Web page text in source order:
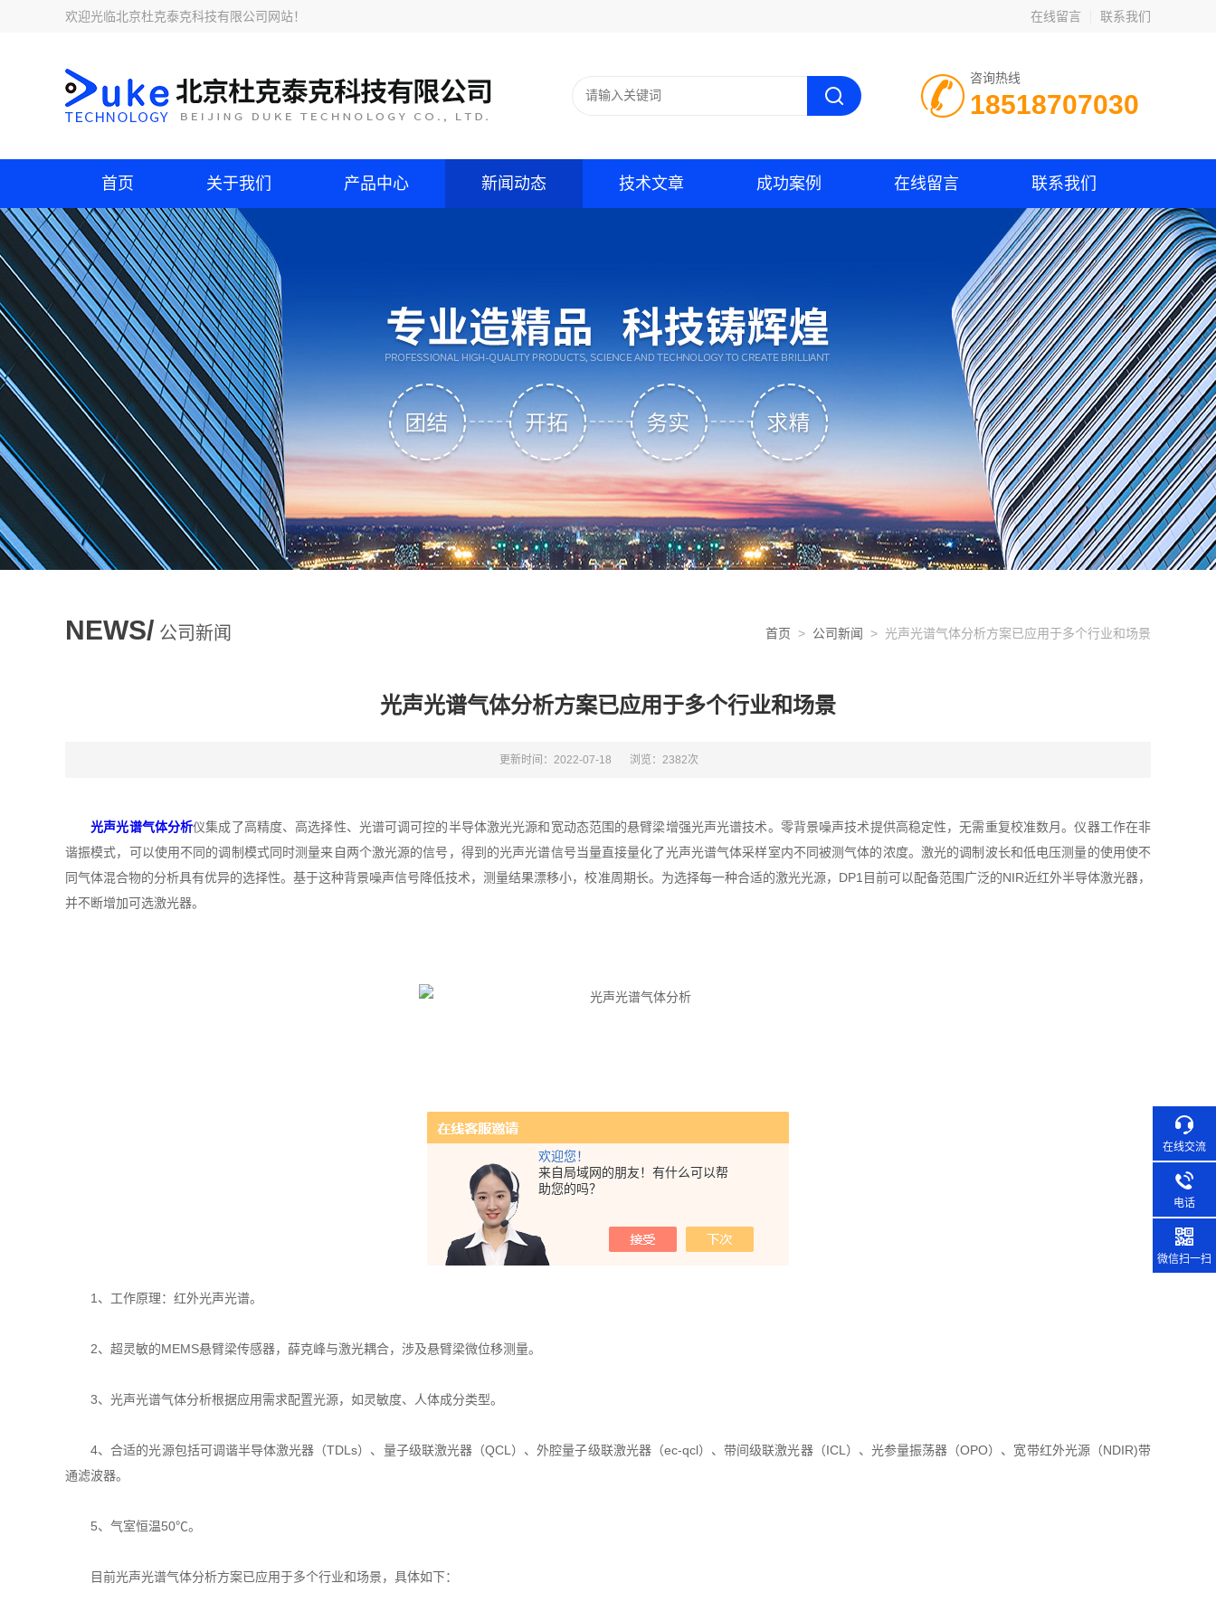
欢迎您！
来自局域网的朋友！有什么可以帮
助您的吗？
欢迎光临北京杜克泰克科技有限公司网站！ 在线留言 联系我们
咨询热线
18518707030
首页 关于我们 产品中心 新闻动态 技术文章 成功案例 在线留言 联系我们
NEWS/ 公司新闻 首页 > 公司新闻 > 光声光谱气体分析方案已应用于多个行业和场景
光声光谱气体分析方案已应用于多个行业和场景
更新时间：2022-07-18 浏览：2382次
光声光谱气体分析仪集成了高精度、高选择性、光谱可调可控的半导体激光光源和宽动态范围的悬臂梁增强光声光谱技术。零背景噪声技术提供高稳定性，无需重复校准数月。仪器工作在非
谐振模式，可以使用不同的调制模式同时测量来自两个激光源的信号，得到的光声光谱信号当量直接量化了光声光谱气体采样室内不同被测气体的浓度。激光的调制波长和低电压测量的使用使不
同气体混合物的分析具有优异的选择性。基于这种背景噪声信号降低技术，测量结果漂移小，校准周期长。为选择每一种合适的激光光源，DP1目前可以配备范围广泛的NIR近红外半导体激光器，
并不断增加可选激光器。
1、工作原理：红外光声光谱。
2、超灵敏的MEMS悬臂梁传感器，薛克峰与激光耦合，涉及悬臂梁微位移测量。
3、光声光谱气体分析根据应用需求配置光源，如灵敏度、人体成分类型。
4、合适的光源包括可调谐半导体激光器（TDLs）、量子级联激光器（QCL）、外腔量子级联激光器（ec-qcl）、带间级联激光器（ICL）、光参量振荡器（OPO）、宽带红外光源（NDIR)带
通滤波器。
5、气室恒温50℃。
目前光声光谱气体分析方案已应用于多个行业和场景，具体如下：
在线交流
电话
微信扫一扫